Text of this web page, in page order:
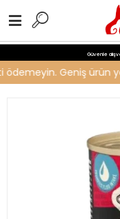
Güvenle
Geniş ürün